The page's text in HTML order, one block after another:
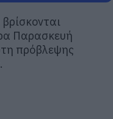
Παρασκευή
πρόβλεψης